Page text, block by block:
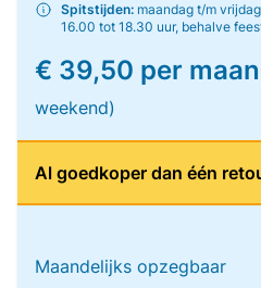
Spitstijden: maandag t/m
16.00 tot 18.30 uur, behalve
€ 39,50 per
weekend)
Al goedkoper dan één
Maandelijks opzegbaar